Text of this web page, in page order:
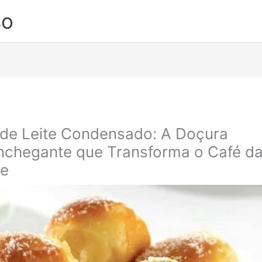
Leite Condensado: A Doçura
que Transforma o Café da